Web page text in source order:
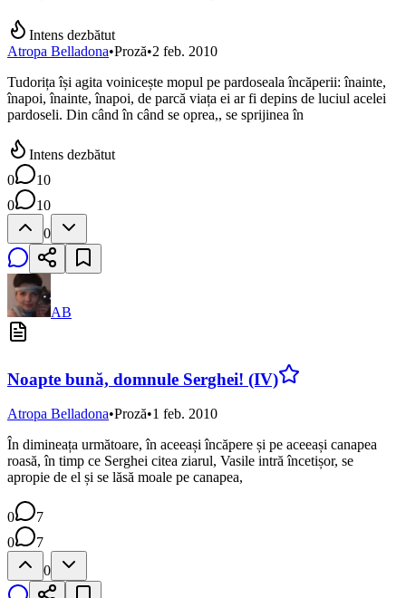
Intens dezbătut
Atropa Belladona•Proză•2 feb. 2010
Tudorița își agita voinicește mopul pe pardoseala încăperii: înainte,
înapoi, înainte, înapoi, de parcă viața ei ar fi depins de luciul acelei
pardoseli. Din când în când se oprea,, se sprijinea în
Intens dezbătut
0
10
0
10
0
AB
Noapte bună, domnule Serghei! (IV)
Atropa Belladona•Proză•1 feb. 2010
În dimineața următoare, în aceeași încăpere și pe aceeași canapea
roasă, în timp ce Serghei citea ziarul, Vasile intră încetișor, se
apropie de el și se lăsă moale pe canapea,
0
7
0
7
0